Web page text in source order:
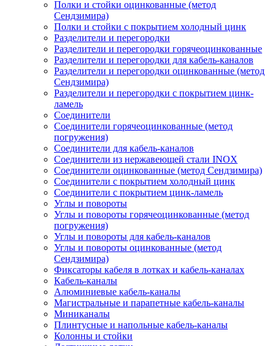
Полки и стойки оцинкованные (метод
Сендзимира)
Полки и стойки с покрытием холодный цинк
Разделители и перегородки
Разделители и перегородки горячеоцинкованные
Разделители и перегородки для кабель-каналов
Разделители и перегородки оцинкованные (метод
Сендзимира)
Разделители и перегородки с покрытием цинк-
ламель
Соединители
Соединители горячеоцинкованные (метод
погружения)
Соединители для кабель-каналов
Соединители из нержавеющей стали INOX
Соединители оцинкованные (метод Сендзимира)
Соединители с покрытием холодный цинк
Соединители с покрытием цинк-ламель
Углы и повороты
Углы и повороты горячеоцинкованные (метод
погружения)
Углы и повороты для кабель-каналов
Углы и повороты оцинкованные (метод
Сендзимира)
Фиксаторы кабеля в лотках и кабель-каналах
Кабель-каналы
Алюминиевые кабель-каналы
Магистральные и парапетные кабель-каналы
Миниканалы
Плинтусные и напольные кабель-каналы
Колонны и стойки